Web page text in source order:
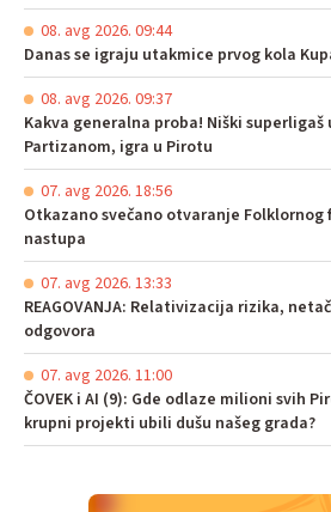
08. avg 2026. 09:44
Danas se igraju utakmice prvog kola
08. avg 2026. 09:37
Kakva generalna proba! Niški
Partizanom, igra u Pirotu
07. avg 2026. 18:56
Otkazano svečano otvaranje Folklornog
nastupa
07. avg 2026. 13:33
REAGOVANJA: Relativizacija rizika,
odgovora
07. avg 2026. 11:00
ČOVEK i AI (9): Gde odlaze milioni svih
krupni projekti ubili dušu našeg grada?